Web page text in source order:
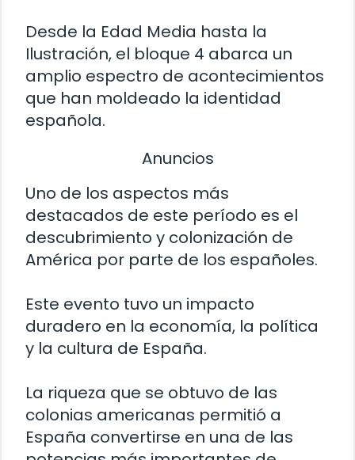
Desde la Edad Media hasta la
Ilustración, el bloque 4 abarca un
amplio espectro de acontecimientos
que han moldeado la identidad
española.
Anuncios
Uno de los aspectos más
destacados de este período es el
descubrimiento y colonización de
América por parte de los españoles.
Este evento tuvo un impacto
duradero en la economía, la política
y la cultura de España.
La riqueza que se obtuvo de las
colonias americanas permitió a
España convertirse en una de las